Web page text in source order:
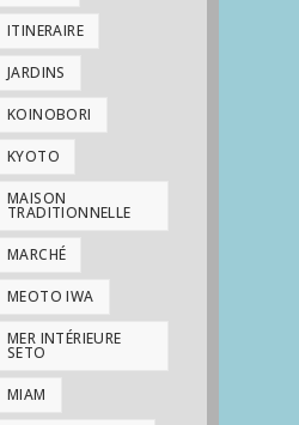
ITINERAIRE
JARDINS
KOINOBORI
KYOTO
MAISON
TRADITIONNELLE
MARCHÉ
MEOTO IWA
MER INTÉRIEURE
SETO
MIAM